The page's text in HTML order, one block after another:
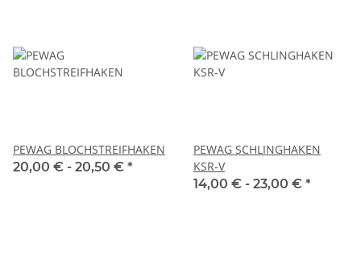
PEWAG BLOCHSTREIFHAKEN
20,00 € - 20,50 € *
PEWAG SCHLINGHAKEN
KSR-V
14,00 € - 23,00 € *